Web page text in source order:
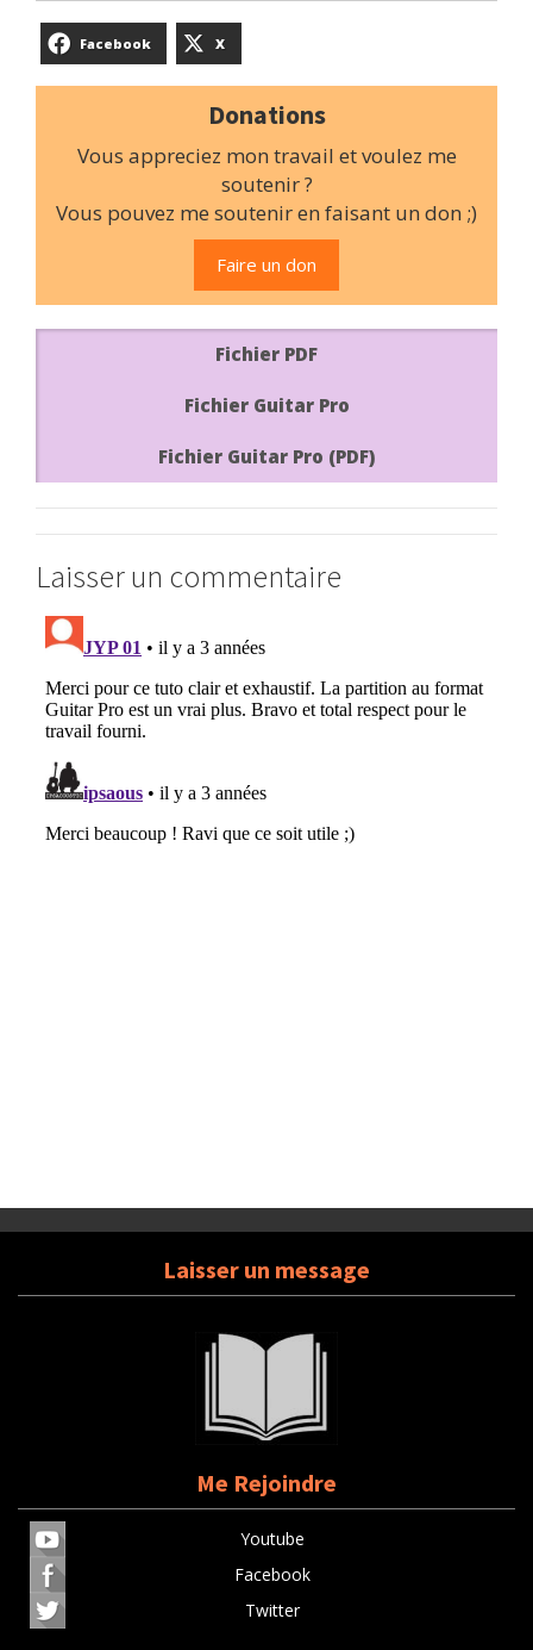
Facebook X
Donations
Vous appreciez mon travail et voulez me
soutenir ?
Vous pouvez me soutenir en faisant un don ;)
Faire un don
Fichier PDF
Fichier Guitar Pro
Fichier Guitar Pro (PDF)
Laisser un commentaire
Laisser un message
Me Rejoindre
Youtube
Facebook
Twitter